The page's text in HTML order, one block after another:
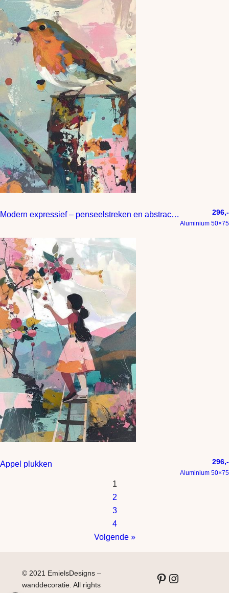
Modern expressief – penseelstreken en abstracte kleurige vlakken 296,-
Aluminium 50×75
Appel plukken 296,-
Aluminium 50×75
1
2
3
4
Volgende »
© 2021 EmielsDesigns –
wanddecoratie. All rights
Pinterest Instagram